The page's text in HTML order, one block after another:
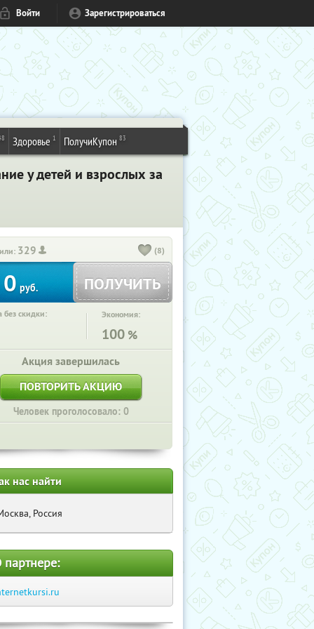
Войти Зарегистрироваться
Здоровье 1 ПолучиКупон 83
у детей и взрослых за
329 (8)
0 руб. ПОЛУЧИТЬ
без скидки: Экономия:
100 %
Акция завершилась
ПОВТОРИТЬ АКЦИЮ
Человек проголосовало: 0
нас найти
Россия
партнере: